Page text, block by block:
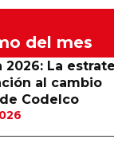
del mes
2026: La
al cambio
Codelco